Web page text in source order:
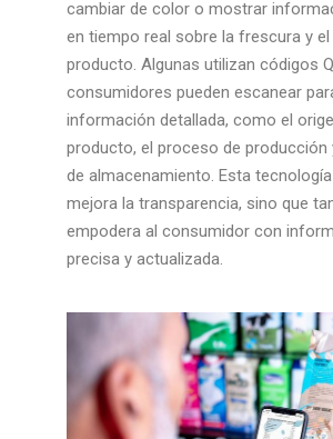
cambiar de color o mostrar
en tiempo real sobre la frescura y
producto. Algunas utilizan códigos
consumidores pueden escanear
información detallada, como el
producto, el proceso de producción
de almacenamiento. Esta
mejora la transparencia, sino que
empodera al consumidor con
precisa y actualizada.